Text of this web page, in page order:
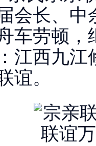
会长、
车劳顿
江西九
谊。